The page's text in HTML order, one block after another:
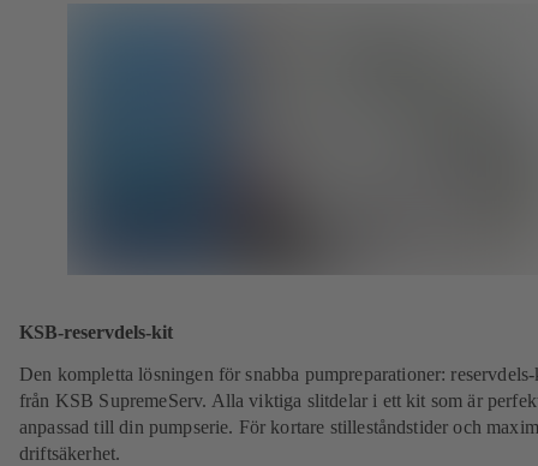
KSB-reservdels-kit
Den kompletta lösningen för snabba pumpreparationer:
från KSB SupremeServ. Alla viktiga slitdelar i ett kit som är
anpassad till din pumpserie. För kortare stilleståndstider och
driftsäkerhet.